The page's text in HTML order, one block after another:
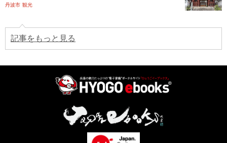
丹波市 観光
記事をもっと見る